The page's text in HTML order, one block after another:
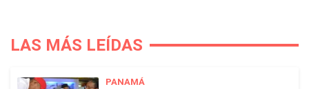
LAS MÁS LEÍDAS
PANAMÁ